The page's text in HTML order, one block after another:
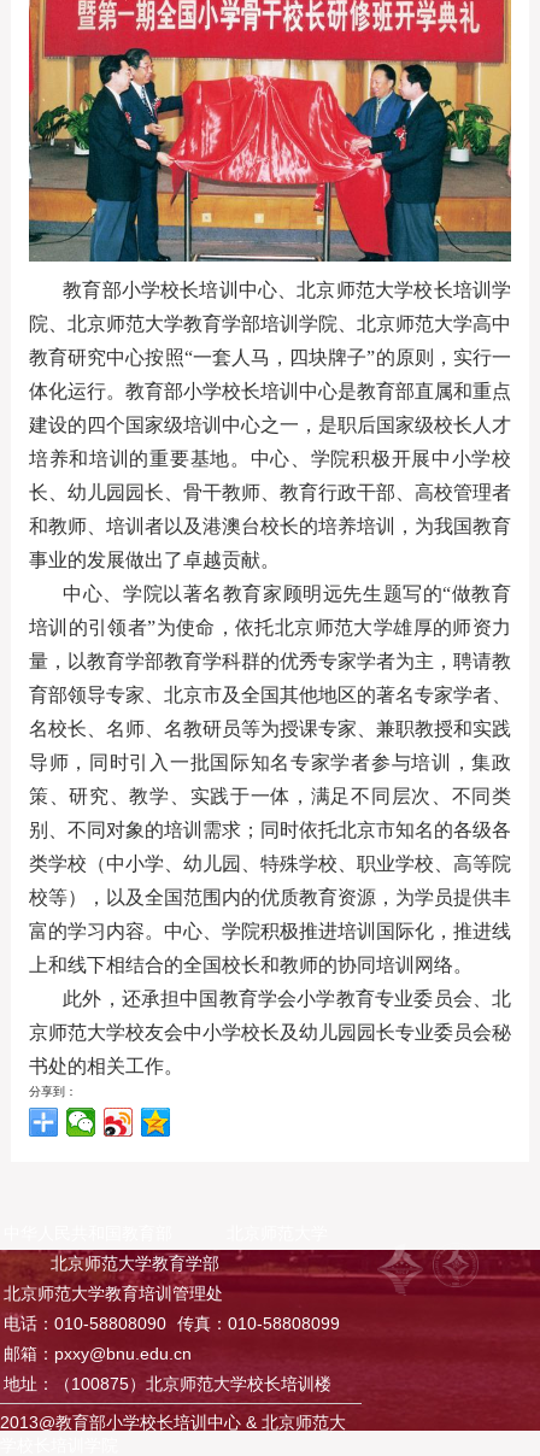
教育部小学校长培训中心、北京师范大学校长培训学
院、北京师范大学教育学部培训学院、北京师范大学高中
教育研究中心按照“一套人马，四块牌子”的原则，实行一
体化运行。教育部小学校长培训中心是教育部直属和重点
建设的四个国家级培训中心之一，是职后国家级校长人才
培养和培训的重要基地。中心、学院积极开展中小学校
长、幼儿园园长、骨干教师、教育行政干部、高校管理者
和教师、培训者以及港澳台校长的培养培训，为我国教育
事业的发展做出了卓越贡献。
中心、学院以著名教育家顾明远先生题写的“做教育
培训的引领者”为使命，依托北京师范大学雄厚的师资力
量，以教育学部教育学科群的优秀专家学者为主，聘请教
育部领导专家、北京市及全国其他地区的著名专家学者、
名校长、名师、名教研员等为授课专家、兼职教授和实践
导师，同时引入一批国际知名专家学者参与培训，集政
策、研究、教学、实践于一体，满足不同层次、不同类
别、不同对象的培训需求；同时依托北京市知名的各级各
类学校（中小学、幼儿园、特殊学校、职业学校、高等院
校等），以及全国范围内的优质教育资源，为学员提供丰
富的学习内容。中心、学院积极推进培训国际化，推进线
上和线下相结合的全国校长和教师的协同培训网络。
此外，还承担中国教育学会小学教育专业委员会、北
京师范大学校友会中小学校长及幼儿园园长专业委员会秘
书处的相关工作。
分享到：
北京师范大学教育学部
北京师范大学教育培训管理处
电话：010-58808090 传真：010-58808099
邮箱：pxxy@bnu.edu.cn
地址：（100875）北京师范大学校长培训楼
2013@教育部小学校长培训中心 & 北京师范大